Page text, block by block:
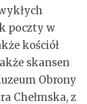
poczty w
kościół
skansen
Obrony
Chełmska, z